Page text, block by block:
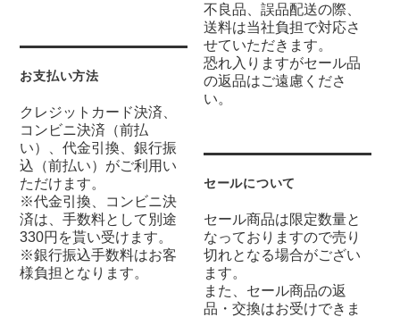
お支払い方法
クレジットカード決済、
コンビニ決済（前払
い）、代金引換、銀行振
込（前払い）がご利用い
ただけます。
※代金引換、コンビニ決
済は、手数料として別途
330円を貰い受けます。
※銀行振込手数料はお客
様負担となります。
不良品、誤品配送の際、
送料は当社負担で対応さ
せていただきます。
恐れ入りますがセール品
の返品はご遠慮くださ
い。
セールについて
セール商品は限定数量と
なっておりますので売り
切れとなる場合がござい
ます。
また、セール商品の返
品・交換はお受けできま